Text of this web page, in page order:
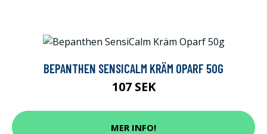
BEPANTHEN SENSICALM KRÄM OPARF 50G
107 SEK
MER INFO!